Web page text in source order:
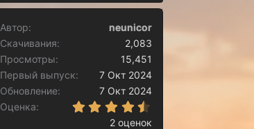
Автор
neunicor
Скачивания
2,083
Просмотры
15,451
Первый выпуск
7 Окт 2024
Обновление
7 Окт 2024
Оценка
2 оценок